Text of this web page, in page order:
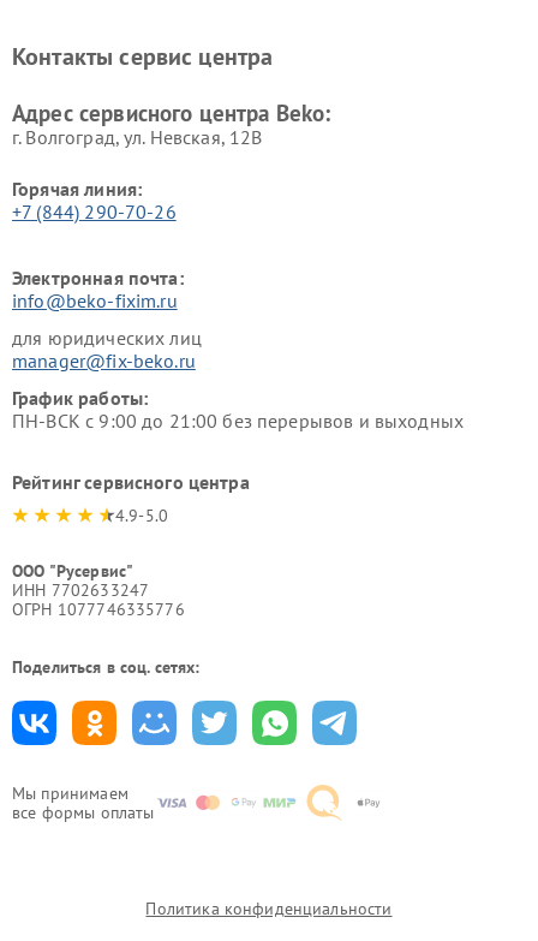
Мы принимаем
все формы оплаты
Ремонт холодильников Beko Ремонт морозильных камер
Контакты сервис центра
Адрес сервисного центра Beko:
г. Волгоград, ул. Невская, 12В
Горячая линия:
+7 (844) 290-70-26
Электронная почта:
info@beko-fixim.ru
для юридических лиц
manager@fix-beko.ru
График работы:
ПН-ВСК с 9:00 до 21:00 без перерывов и выходных
Рейтинг сервисного центра
4.9-5.0
ООО "Русервис"
ИНН 7702633247
ОГРН 1077746335776
Поделиться в соц. сетях:
Политика конфиденциальности